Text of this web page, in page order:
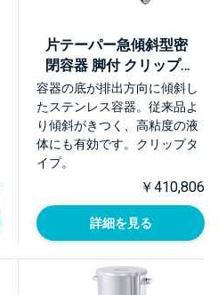
片テーパー急傾斜型密
閉容器 脚付 クリップ式
【KTTX-CTH-L】
容器の底が排出方向に傾斜し
たステンレス容器。従来品よ
り傾斜がきつく、高粘度の液
体にも有効です。クリップタ
イプ。
￥410,806
詳細を見る